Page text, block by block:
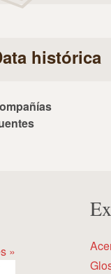
histórica
»